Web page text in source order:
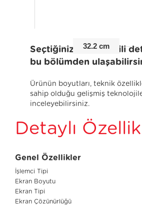
32.2 cm
Seçtiğiniz ürünle ilgili
bu bölümden
Ürünün boyutları, teknik
sahip olduğu gelişmiş
inceleyebilirsiniz.
Detaylı
Genel Özellikler
İşlemci Tipi
Ekran Boyutu
Ekran Tipi
Ekran Çözünürlüğü